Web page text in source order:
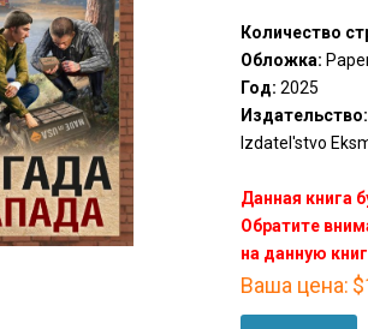
Количество
Обложка:
Год: 2025
Издательство:
Izdatel'stvo
Данная книга
Обратите
на данную
Ваша цена: